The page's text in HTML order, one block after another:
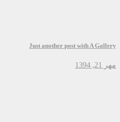
Just another post with A Gallery
مهر 21, 1394